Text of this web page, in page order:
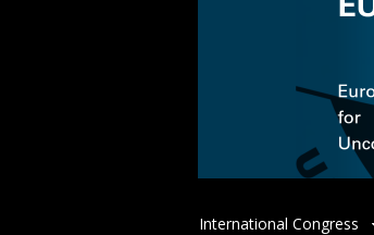
Spring
International Congress